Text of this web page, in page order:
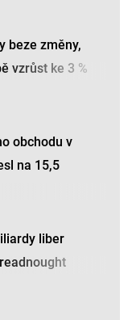
beze změny,
vzrůst ke 3 %
obchodu v
na 15,5
liber